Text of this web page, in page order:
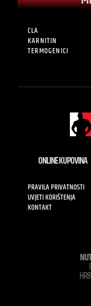
CLA
KARNITIN
TERMOGENICI
ONLINE KUPOVINA
PRAVILA PRIVATNOSTI
UVJETI KORIŠTENJA
KONTAKT